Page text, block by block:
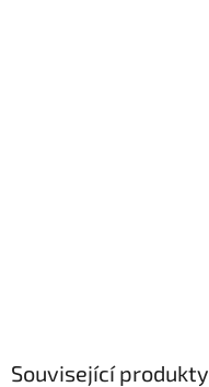
Související produkty